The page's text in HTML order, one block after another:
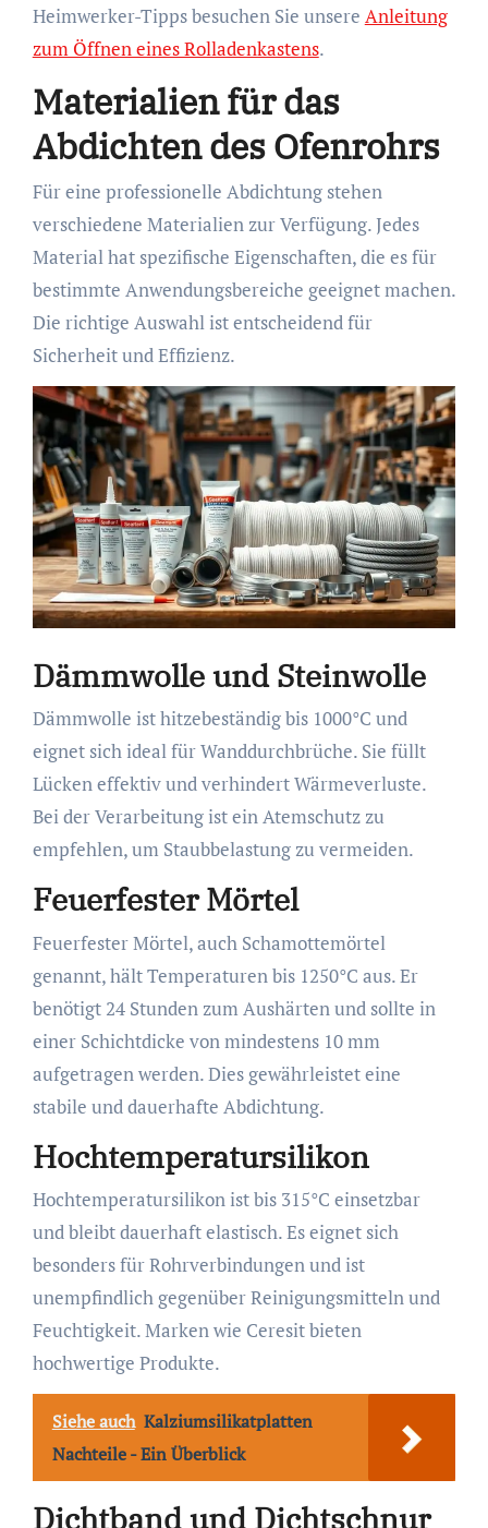
Heimwerker-Tipps besuchen Sie unsere Anleitung
zum Öffnen eines Rolladenkastens.
Materialien für das
Abdichten des Ofenrohrs
Für eine professionelle Abdichtung stehen
verschiedene Materialien zur Verfügung. Jedes
Material hat spezifische Eigenschaften, die es für
bestimmte Anwendungsbereiche geeignet machen.
Die richtige Auswahl ist entscheidend für
Sicherheit und Effizienz.
Dämmwolle und Steinwolle
Dämmwolle ist hitzebeständig bis 1000°C und
eignet sich ideal für Wanddurchbrüche. Sie füllt
Lücken effektiv und verhindert Wärmeverluste.
Bei der Verarbeitung ist ein Atemschutz zu
empfehlen, um Staubbelastung zu vermeiden.
Feuerfester Mörtel
Feuerfester Mörtel, auch Schamottemörtel
genannt, hält Temperaturen bis 1250°C aus. Er
benötigt 24 Stunden zum Aushärten und sollte in
einer Schichtdicke von mindestens 10 mm
aufgetragen werden. Dies gewährleistet eine
stabile und dauerhafte Abdichtung.
Hochtemperatursilikon
Hochtemperatursilikon ist bis 315°C einsetzbar
und bleibt dauerhaft elastisch. Es eignet sich
besonders für Rohrverbindungen und ist
unempfindlich gegenüber Reinigungsmitteln und
Feuchtigkeit. Marken wie Ceresit bieten
hochwertige Produkte.
Siehe auch Kalziumsilikatplatten
Nachteile - Ein Überblick
Dichtband und Dichtschnur